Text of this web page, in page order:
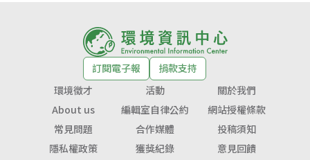
訂閱電子報
捐款支持
環境徵才
活動
關於我們
About us
編輯室自律公約
網站授權條款
常見問題
合作媒體
投稿須知
隱私權政策
獲獎紀錄 意見回饋